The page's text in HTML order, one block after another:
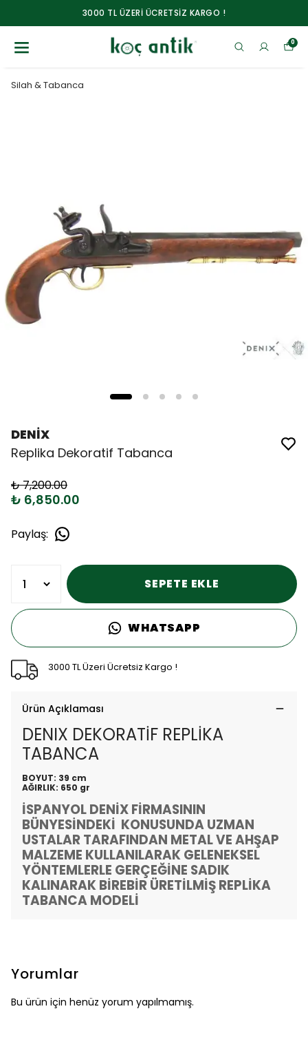
3000 TL ÜZERİ ÜCRETSİZ KARGO !
0
Silah & Tabanca
DENİX
Replika Dekoratif Tabanca
₺ 7,200.00
₺ 6,850.00
Paylaş:
SEPETE EKLE
WHATSAPP
3000 TL Üzeri Ücretsiz Kargo !
Ürün Açıklaması
DENIX DEKORATİF REPLİKA
TABANCA
BOYUT: 39 cm
AĞIRLIK: 650 gr
İSPANYOL DENİX FİRMASININ
BÜNYESİNDEKİ KONUSUNDA UZMAN
USTALAR TARAFINDAN METAL VE AHŞAP
MALZEME KULLANILARAK GELENEKSEL
YÖNTEMLERLE GERÇEĞİNE SADIK
KALINARAK BİREBİR ÜRETİLMİŞ REPLİKA
TABANCA MODELİ
Yorumlar
Bu ürün için henüz yorum yapılmamış.